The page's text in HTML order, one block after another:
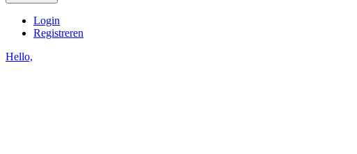
Login
Registreren
Hello,